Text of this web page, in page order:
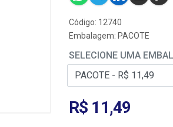
Código: 12740
Embalagem: PACOTE
SELECIONE UMA
R$ 11,49